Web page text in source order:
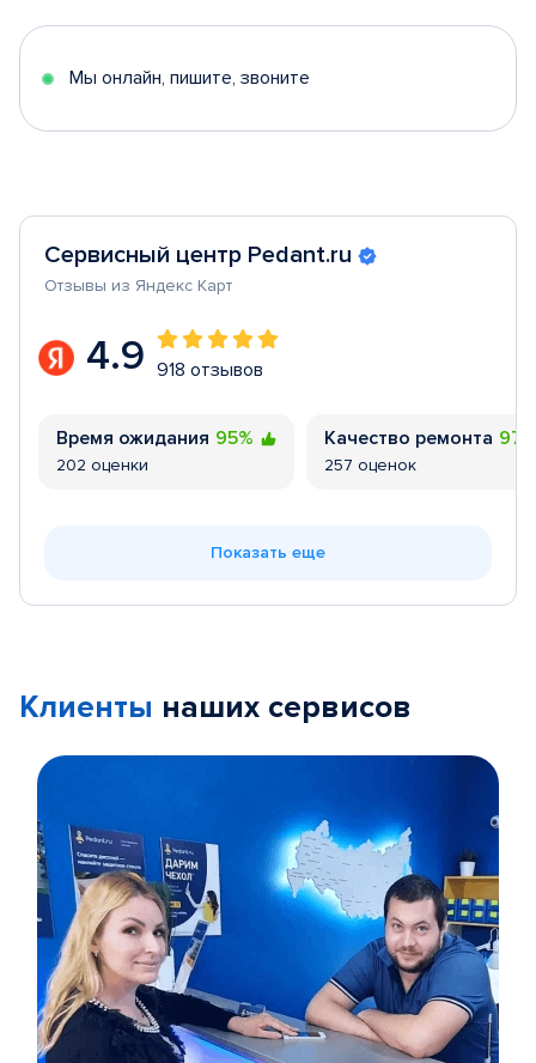
5
Мы онлайн, пишите, звоните
Сервисный центр Pedant.ru
Отзывы из Яндекс Карт
4.9 918 отзывов
Время ожидания 95%
202 оценки
Качество ремонта
257 оценок
Показать еще
Клиенты наших сервисов